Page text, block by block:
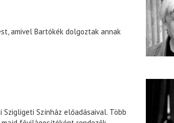
amivel Bartókék dolgoztak annak
Színház előadásaival. Több